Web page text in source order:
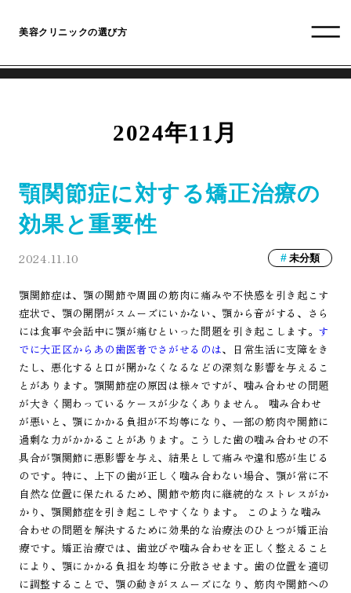
美容クリニックの選び方
2024年11月
顎関節症に対する矯正治療の
効果と重要性
2024.11.10 未分類
顎関節症は、顎の関節や周囲の筋肉に痛みや不快感を引き起こす
症状で、顎の開閉がスムーズにいかない、顎から音がする、さら
には食事や会話中に顎が痛むといった問題を引き起こします。 す
でに大正区からあの歯医者でさがせるのは、日常生活に支障をき
たし、悪化すると口が開かなくなるなどの深刻な影響を与えるこ
とがあります。顎関節症の原因は様々ですが、噛み合わせの問題
が大きく関わっているケースが少なくありません。 噛み合わせ
が悪いと、顎にかかる負担が不均等になり、一部の筋肉や関節に
過剰な力がかかることがあります。こうした歯の噛み合わせの不
具合が顎関節に悪影響を与え、結果として痛みや違和感が生じる
のです。特に、上下の歯が正しく噛み合わない場合、顎が常に不
自然な位置に保たれるため、関節や筋肉に継続的なストレスがか
かり、顎関節症を引き起こしやすくなります。 このような噛み
合わせの問題を解決するために効果的な治療法のひとつが矯正治
療です。矯正治療では、歯並びや噛み合わせを正しく整えること
により、顎にかかる負担を均等に分散させます。歯の位置を適切
に調整することで、顎の動きがスムーズになり、筋肉や関節への